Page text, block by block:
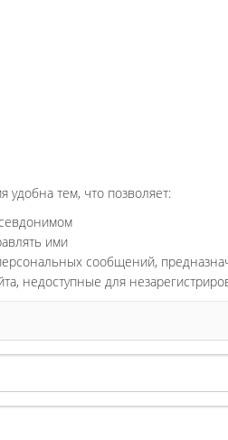
удобна тем, что позволяет:
ими
сообщений,
недоступные для